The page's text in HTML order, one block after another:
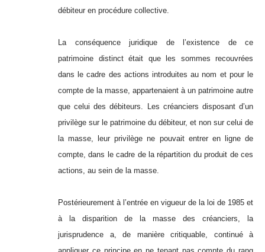
débiteur en procédure collective.
La conséquence juridique de l’existence de ce
patrimoine distinct était que les sommes recouvrées
dans le cadre des actions introduites au nom et pour le
compte de la masse, appartenaient à un patrimoine autre
que celui des débiteurs. Les créanciers disposant d’un
privilège sur le patrimoine du débiteur, et non sur celui de
la masse, leur privilège ne pouvait entrer en ligne de
compte, dans le cadre de la répartition du produit de ces
actions, au sein de la masse.
Postérieurement à l’entrée en vigueur de la loi de 1985 et
à la disparition de la masse des créanciers, la
jurisprudence a, de manière critiquable, continué à